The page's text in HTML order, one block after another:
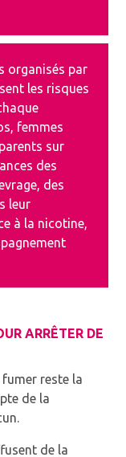
organisés par
les risques
femmes
sur
des
des
leur
à la nicotine,
ARRÊTER DE
reste la
de la
de la